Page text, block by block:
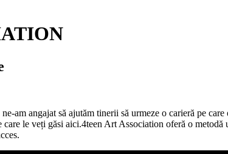
am angajat să ajutăm tinerii să urmeze o carieră pe
le veți găsi aici.​4teen Art Association oferă o